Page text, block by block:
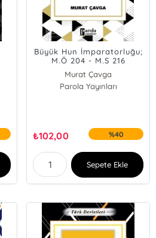
Büyük Hun İmparatorluğu;
M.Ö 204 - M.S 216
Murat Çavga
Parola Yayınları
₺102,00 %40
Sepete Ekle